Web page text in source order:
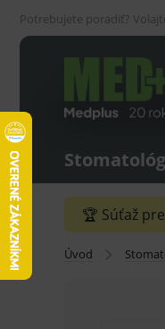
Potrebujete poradiť?
Stomatológ
🏆 Súťaž pre
Úvod